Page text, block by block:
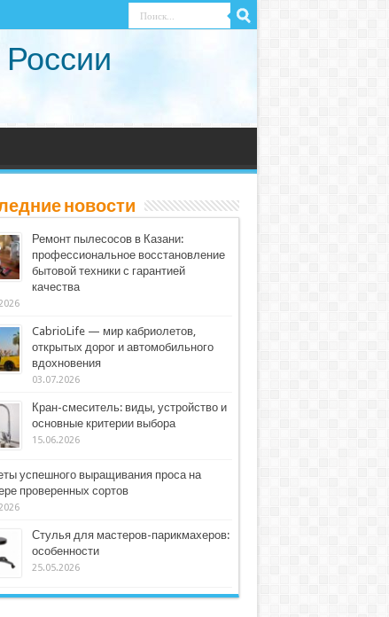
новости
Ремонт пылесосов в Казани:
профессиональное восстановление
бытовой техники с гарантией
качества
CabrioLife — мир кабриолетов,
открытых дорог и автомобильного
вдохновения
03.07.2026
Кран-смеситель: виды, устройство и
основные критерии выбора
15.06.2026
успешного выращивания проса на
проверенных сортов
Стулья для мастеров-парикмахеров:
особенности
25.05.2026